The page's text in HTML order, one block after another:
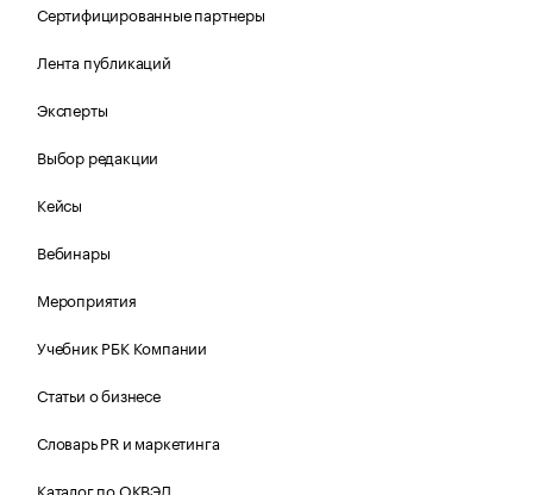
Сертифицированные партнеры
Лента публикаций
Эксперты
Выбор редакции
Кейсы
Вебинары
Мероприятия
Учебник РБК Компании
Статьи о бизнесе
Словарь PR и маркетинга
Каталог по ОКВЭД